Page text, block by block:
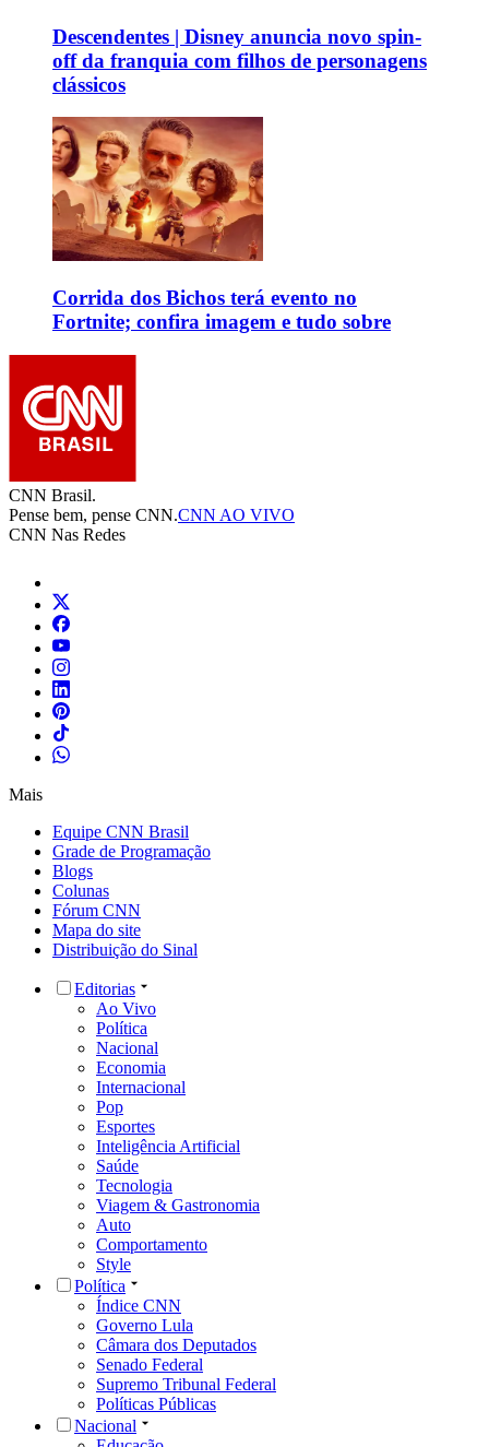
Descendentes | Disney anuncia novo spin-
off da franquia com filhos de personagens
clássicos
Corrida dos Bichos terá evento no
Fortnite; confira imagem e tudo sobre
CNN Brasil.
Pense bem, pense CNN.CNN AO VIVO
CNN Nas Redes
Mais
Equipe CNN Brasil
Grade de Programação
Blogs
Colunas
Fórum CNN
Mapa do site
Distribuição do Sinal
Editorias
Ao Vivo
Política
Nacional
Economia
Internacional
Pop
Esportes
Inteligência Artificial
Saúde
Tecnologia
Viagem & Gastronomia
Auto
Comportamento
Style
Política
Índice CNN
Governo Lula
Câmara dos Deputados
Senado Federal
Supremo Tribunal Federal
Políticas Públicas
Nacional